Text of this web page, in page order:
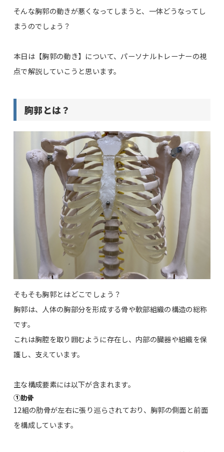
そんな胸郭の動きが悪くなってしまうと、一体どうなってし
まうのでしょう？
本日は【胸郭の動き】について、パーソナルトレーナーの視
点で解説していこうと思います。
胸郭とは？
そもそも胸郭とはどこでしょう？
胸郭は、人体の胸部分を形成する骨や軟部組織の構造の総称
です。
これは胸腔を取り囲むように存在し、内部の臓器や組織を保
護し、支えています。
主な構成要素には以下が含まれます。
①肋骨
12組の肋骨が左右に張り巡らされており、胸郭の側面と前面
を構成しています。